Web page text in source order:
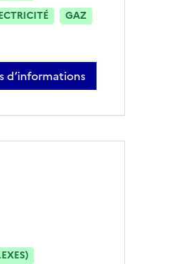
GAZ
d’informations
candas